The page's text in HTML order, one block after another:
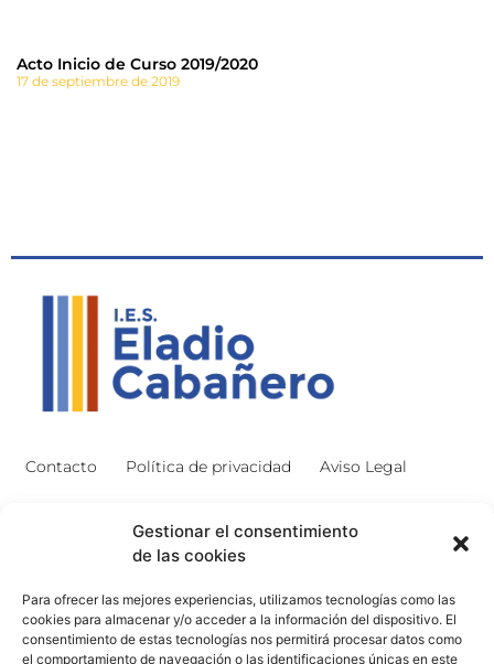
Gestionar el consentimiento
de las cookies
Para ofrecer las mejores experiencias, utilizamos tecnologías como las
cookies para almacenar y/o acceder a la información del dispositivo. El
consentimiento de estas tecnologías nos permitirá procesar datos como
el comportamiento de navegación o las identificaciones únicas en este
Acto Inicio de Curso 2019/2020
17 de septiembre de 2019
Contacto Política de privacidad Aviso Legal
13003129.ies@educastillalamancha.es
C. Ángel Luis Cabañas
Proyectos
Ágora Europa
Melanogaster Catch the Fly